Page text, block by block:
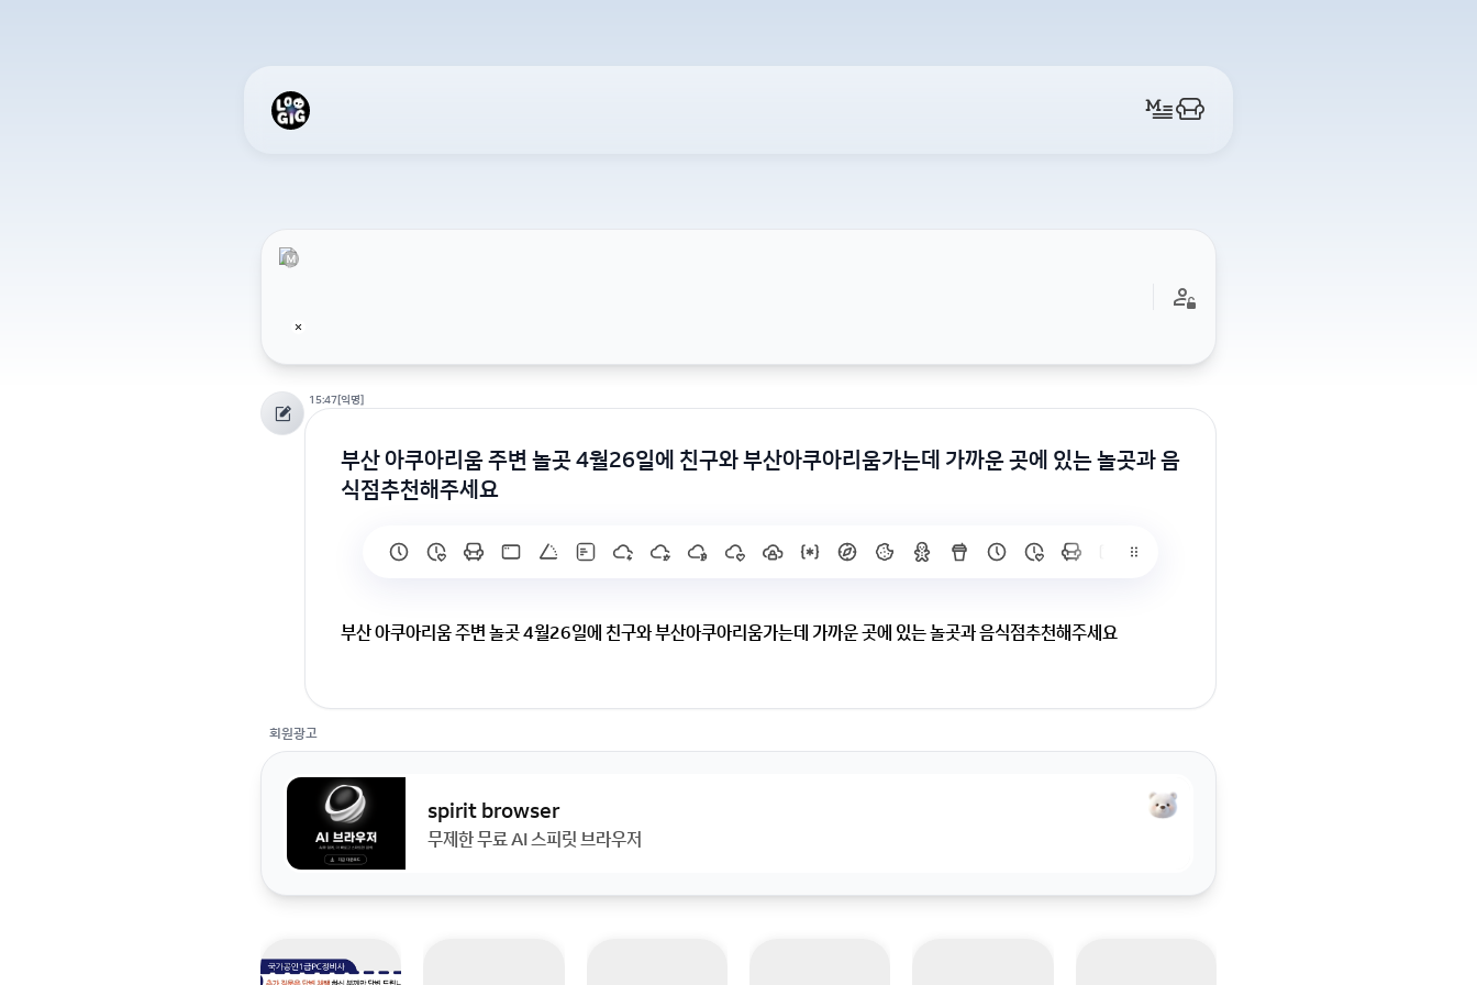
15:47[익명]
부산 아쿠아리움 주변 놀곳 4월26일에 친구와 부산아쿠아리움가는데 가까운 곳에 있는 놀곳과 음
식점추천해주세요
부산 아쿠아리움 주변 놀곳 4월26일에 친구와 부산아쿠아리움가는데 가까운 곳에 있는 놀곳과 음식점추천해주세요
회원광고
spirit browser
무제한 무료 AI 스피릿 브라우저